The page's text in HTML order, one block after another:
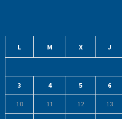
L M X J
3 4 5 6
10 11 12 13